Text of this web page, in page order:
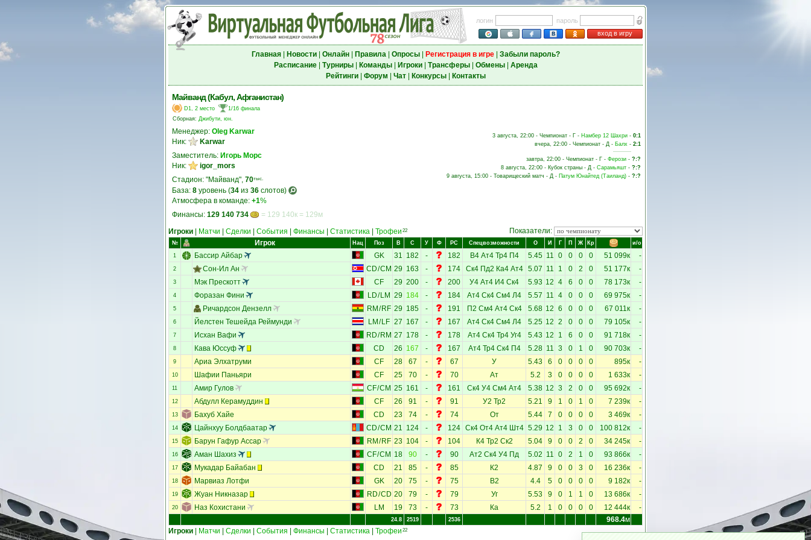
логин
пароль
вход в игру
Главная| Новости| Онлайн| Правила| Опросы| Регистрация в игре| Забыли пароль?
Расписание| Турниры| Команды| Игроки| Трансферы| Обмены| Аренда
Рейтинги| Форум Чат| Конкурсы| Контакты
Майванд (Кабул, Афганистан)
D1, 2 место
1/16 финала
Сборная: Джибути, юн.
Менеджер: Oleg Karwar
Ник:
Karwar
Заместитель: Игорь Морс
Ник:
igor_mors
Стадион: "Майванд", 70тыс.
База: 8 уровень (34 из 36 слотов)
Атмосфера в команде: +1%
Финансы: 129 140 734 = 129 140к = 129м
3 августа, 22:00 - Чемпионат - Г - Намбер 12 Шахри - 0:1
вчера, 22:00 - Чемпионат - Д - Балх - 2:1
завтра, 22:00 - Чемпионат - Г - Ферози - ?:?
8 августа, 22:00 - Кубок страны - Д - Сарамьяшт - ?:?
9 августа, 15:00 - Товарищеский матч - Д - Патум Юнайтед (Таиланд) - ?:?
Игроки Матчи Сделки События Финансы Статистика Трофеи 22 Показатели:
№ Игрок Нац Поз В С У Ф РС Спецвозможности О И Г П Ж Кр и/о
1 Бассир Айбар GK 31 182 - 182 В4 Ат4 Тр4 П4 5.45 11 0 0 0 0 51 099к -
2 Сон-Ил Ан CD/CM 29 163 - 174 Ск4 Пд2 Ка4 Ат4 5.07 11 1 0 2 0 51 177к -
3 Мэк Прескотт CF 29 200 - 200 У4 Ат4 И4 Ск4 5.93 12 4 6 0 0 78 173к -
4 Форазан Фини LD/ LM 29 184 - 184 Ат4 Ск4 См4 Л4 5.57 11 4 0 0 0 69 975к -
5 Ричардсон Дензелл RM / RF 29 185 - 191 П2 См4 Ат4 Ск4 5.68 12 6 0 0 0 67 011к -
6 Йелстен Тешейда Реймунди LM / LF 27 167 - 167 Ат4 Ск4 См4 Л4 5.25 12 2 0 0 0 79 105к -
7 Исхан Вафи RD/ RM 27 178 - 178 Ат4 Ск4 Тр4 Уг4 5.43 12 1 6 0 0 91 718к -
8 Кава Юссуф CD 26 167 - 167 Ат4 Тр4 Ск4 П4 5.28 11 3 0 1 0 90 703к -
9 Ариа Элхатруми CF 28 67 - 67 У 5.43 6 0 0 0 0 895к -
10 Шафии Паньяри CF 25 70 - 70 Ат 5.2 3 0 0 0 0 1 633к -
11 Амир Гулов CF/CM 25 161 - 161 Ск4 У4 См4 Ат4 5.38 12 3 2 0 0 95 692к -
12 Абдулл Керамуддин CF 26 91 - 91 У2 Тр2 5.21 9 1 0 1 0 7 239к -
13 Бахуб Хайе CD 23 74 - 74 От 5.44 7 0 0 0 0 3 469к -
14 Цайнхуу Болдбаатар CD/CM 21 124 - 124 Ск4 От4 Ат4 Шт4 5.29 12 1 3 0 0 100 812к -
15 Барун Гафур Ассар RM / RF 23 104 - 104 К4 Тр2 Ск2 5.04 9 0 0 2 0 34 245к -
16 Аман Шахиз CF/CM 18 90 - 90 Ат2 Ск4 У4 Пд 5.02 11 0 2 1 0 93 866к -
17 Мукадар Байабан CD 21 85 - 85 К2 4.87 9 0 0 3 0 16 236к -
18 Марвиаз Лотфи GK 20 75 - 75 В2 4.4 5 0 0 0 0 9 182к -
19 Жуан Никназар RD/CD 20 79 - 79 Уг 5.53 9 0 1 1 0 13 686к -
20 Наз Кохистани LM 19 73 - 73 Ка 5.2 1 0 0 0 0 12 444к -
24.8 2519 2536 968.4м
Игроки
Матчи Сделки События Финансы Статистика Трофеи 22